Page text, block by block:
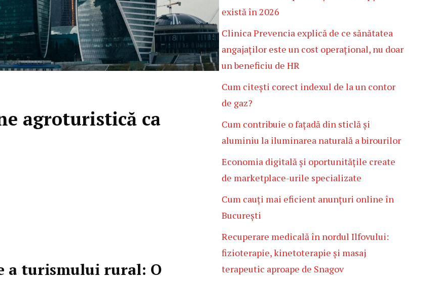
agroturistică ca
a turismului rural: O
există în 2026
Clinica Prevencia explică de ce sănătatea
angajaților este un cost operațional, nu doar
un beneficiu de HR
Cum citești corect indexul de la un contor
de gaz?
Cum contribuie o fațadă din sticlă și
aluminiu la iluminarea naturală a birourilor
Economia digitală și oportunitățile create
de marketplace-urile specializate
Cum cauți mai eficient anunțuri online în
București
Recuperare medicală în nordul Ilfovului:
fizioterapie, kinetoterapie și masaj
terapeutic aproape de Snagov